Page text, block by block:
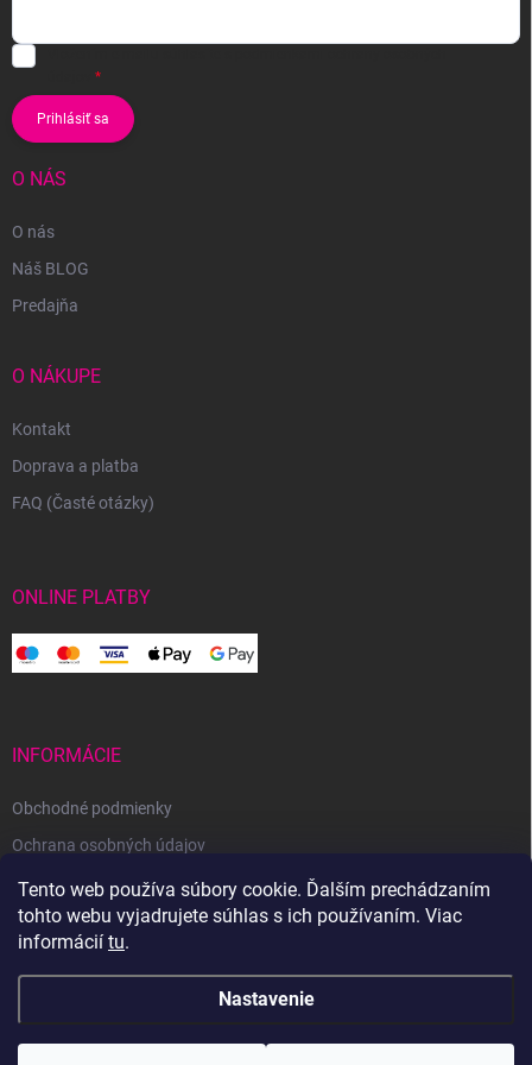
Tento web používa súbory cookie. Ďalším prechádzaním
tohto webu vyjadrujete súhlas s ich používaním. Viac
informácií tu.
Nastavenie
Prihlásiť sa
O NÁS
O nás
Náš BLOG
Predajňa
O NÁKUPE
Kontakt
Doprava a platba
FAQ (Časté otázky)
ONLINE PLATBY
INFORMÁCIE
Obchodné podmienky
Ochrana osobných údajov
Reklamačný poriadok
Odstúpenie od zmluvy